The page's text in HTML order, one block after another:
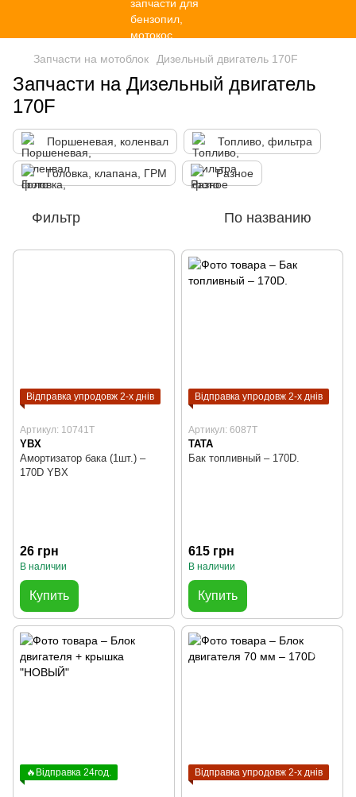
Запчасти на мотоблок Дизельный двигатель 170F
Запчасти на Дизельный двигатель
170F
Поршеневая, коленвал Топливо, фильтра
Головка, клапана, ГРМ Разное
Фильтр По названию
Відправка упродовж 2-х днів
Артикул: 10741T
YBX
Амортизатор бака (1шт.) –
170D YBX
26 грн
В наличии
Купить
Відправка упродовж 2-х днів
Артикул: 6087T
TATA
Бак топливный – 170D.
615 грн
В наличии
Купить
🔥Відправка 24год. Відправка упродовж 2-х днів